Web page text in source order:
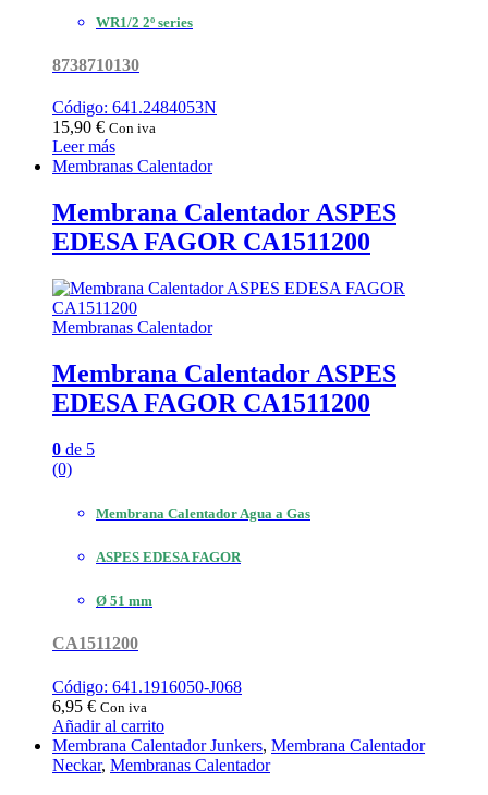
WR1/2 2º series
8738710130
Código: 641.2484053N
15,90 € Con iva
Leer más
Membranas Calentador
Membrana Calentador ASPES
EDESA FAGOR CA1511200
Membranas Calentador
Membrana Calentador ASPES
EDESA FAGOR CA1511200
0 de 5
(0)
Membrana Calentador Agua a Gas
ASPES EDESA FAGOR
Ø 51 mm
CA1511200
Código: 641.1916050-J068
6,95 € Con iva
Añadir al carrito
Membrana Calentador Junkers, Membrana Calentador
Neckar, Membranas Calentador